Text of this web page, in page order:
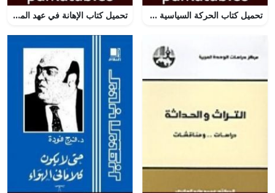
تحميل كتاب الحركة السياسية في مصر PDF تأليف طارق البشري مجانا [كامل] تحميل كتاب الإهانة في عهد الميغا إمبريالية PDF تأليف المهدي المنجرة مجانا [كامل]